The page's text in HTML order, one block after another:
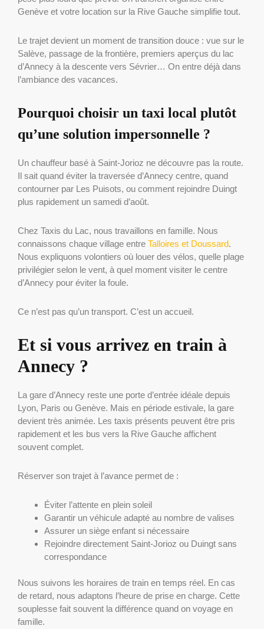
Genève et votre location sur la Rive Gauche simplifie tout.
Le trajet devient un moment de transition douce : vue sur le
Salève, passage de la frontière, premiers aperçus du lac
d’Annecy à la descente vers Sévrier… On entre déjà dans
l’ambiance des vacances.
Pourquoi choisir un taxi local plutôt
qu’une solution impersonnelle ?
Un chauffeur basé à Saint-Jorioz ne découvre pas la route.
Il sait quand éviter la traversée d’Annecy centre, quand
contourner par Les Puisots, ou comment rejoindre Duingt
plus rapidement un samedi d’août.
Chez Taxis du Lac, nous travaillons en famille. Nous
connaissons chaque village entre Talloires et Doussard.
Nous expliquons volontiers où louer des vélos, quelle plage
privilégier selon le vent, à quel moment visiter le centre
d’Annecy pour éviter la foule.
Ce n’est pas qu’un transport. C’est un accueil.
Et si vous arrivez en train à
Annecy ?
La gare d’Annecy reste une porte d’entrée idéale depuis
Lyon, Paris ou Genève. Mais en période estivale, la gare
devient très animée. Les taxis présents peuvent être pris
rapidement et les bus vers la Rive Gauche affichent
souvent complet.
Réserver son trajet à l’avance permet de :
Éviter l’attente en plein soleil
Garantir un véhicule adapté au nombre de valises
Assurer un siège enfant si nécessaire
Rejoindre directement Saint-Jorioz ou Duingt sans
correspondance
Nous suivons les horaires de train en temps réel. En cas
de retard, nous adaptons l’heure de prise en charge. Cette
souplesse fait souvent la différence quand on voyage en
famille.